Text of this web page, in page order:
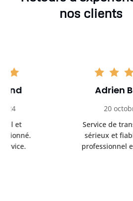
nos clients
Adrien Bouchet
20 octobre 2024
Service de transport
sérieux et fiable.
professionnel et